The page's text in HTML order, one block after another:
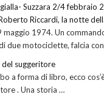
Suzzara 2/4 febbraio
Riccardi, la notte
maggio 1974. Un
due motociclette, falcia
del suggeritore
a forma di libro, ecco
. Una storia …